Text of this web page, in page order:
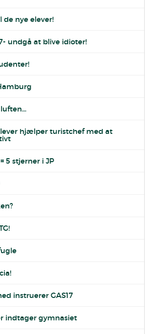
nye elever!
undgå at blive idioter!
hjælper turistchef med at
5 stjerner i JP
instruerer GAS17
indtager gymnasiet